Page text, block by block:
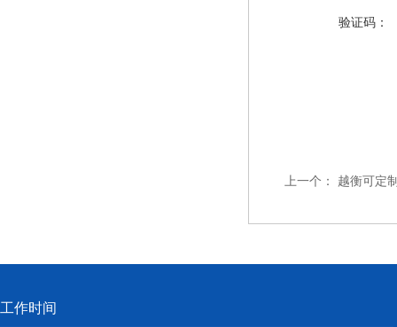
验证码：
上一个： 越衡可定
工作时间